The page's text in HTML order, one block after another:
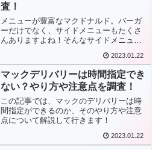
査！
メニューが豊富なマクドナルド。バーガ
ーだけでなく、サイドメニューもたくさ
んありますよね！そんなサイドメニュー
なのでしょうか？こちらの記事では、サ
イドメニューは変更できる？お得なメニ
ューや料金は？と調査した内容を紹介し
ていきます！ぜひ最後までご覧ください
＾＾
2023.01.22
マックデリバリーは時間指定でき
ない？やり方や注意点を調査！
この記事では、マックのデリバリーは時
間指定ができるのか、そのやり方や注意
点について解説して行きます！
2023.01.22